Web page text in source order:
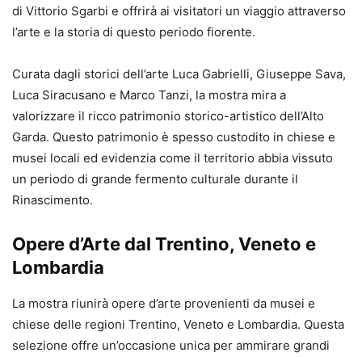
di Vittorio Sgarbi e offrirà ai visitatori un viaggio attraverso
l’arte e la storia di questo periodo fiorente.
Curata dagli storici dell’arte Luca Gabrielli, Giuseppe Sava,
Luca Siracusano e Marco Tanzi, la mostra mira a
valorizzare il ricco patrimonio storico-artistico dell’Alto
Garda. Questo patrimonio è spesso custodito in chiese e
musei locali ed evidenzia come il territorio abbia vissuto
un periodo di grande fermento culturale durante il
Rinascimento.
Opere d’Arte dal Trentino, Veneto e
Lombardia
La mostra riunirà opere d’arte provenienti da musei e
chiese delle regioni Trentino, Veneto e Lombardia. Questa
selezione offre un’occasione unica per ammirare grandi